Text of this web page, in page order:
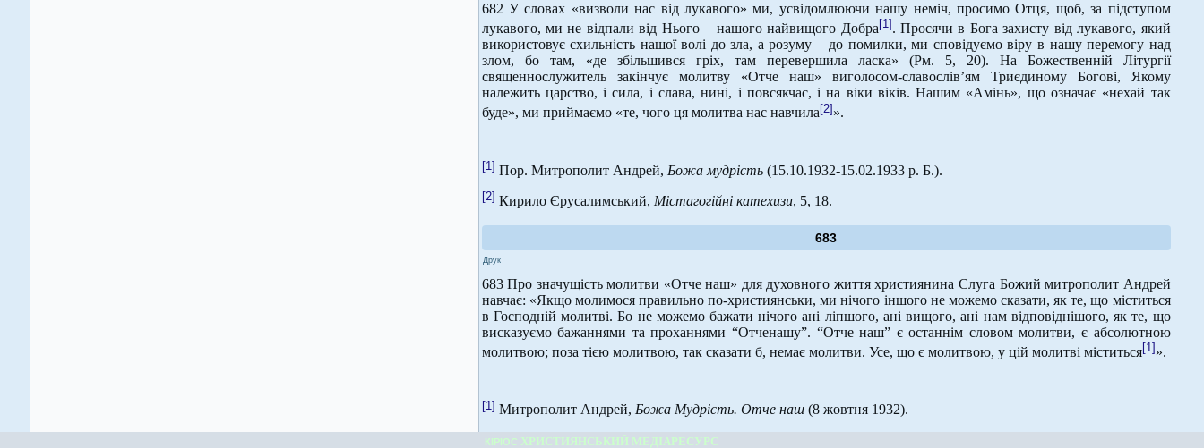
682 У словах «визволи нас від лукавого» ми, усвідомлюючи нашу неміч, просимо Отця, щоб, за підступом
лукавого, ми не відпали від Нього – нашого найвищого Добра [1] . Просячи в Бога захисту від лукавого, який
використовує схильність нашої волі до зла, а розуму – до помилки, ми сповідуємо віру в нашу перемогу над
злом, бо там, «де збільшився гріх, там перевершила ласка» (Рм. 5, 20). На Божественній Літургії
священнослужитель закінчує молитву «Отче наш» виголосом-славослів’ям Триєдиному Богові, Якому
належить царство, і сила, і слава, нині, і повсякчас, і на віки віків. Нашим «Амінь», що означає «нехай так
буде», ми приймаємо «те, чого ця молитва нас навчила[2]».
[1] Пор. Митрополит Андрей, Божа мудрість (15.10.1932-15.02.1933 р. Б.).
[2] Кирило Єрусалимський, Містагогійні катехизи, 5, 18.
683
Друк
683 Про значущість молитви «Отче наш» для духовного життя християнина Слуга Божий митрополит Андрей
навчає: «Якщо молимося правильно по-християнськи, ми нічого іншого не можемо сказати, як те, що міститься
в Господній молитві. Бо не можемо бажати нічого ані ліпшого, ані вищого, ані нам відповіднішого, як те, що
висказуємо бажаннями та проханнями “Отченашу”. “Отче наш” є останнім словом молитви, є абсолютною
молитвою; поза тією молитвою, так сказати б, немає молитви. Усе, що є молитвою, у цій молитві міститься[1] ».
[1] Митрополит Андрей, Божа Мудрість. Отче наш (8 жовтня 1932).
КІРІОС ХРИСТИЯНСЬКИЙ МЕДІАРЕСУРС